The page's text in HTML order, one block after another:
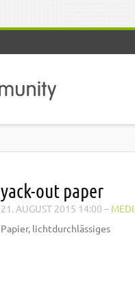
yack-out paper
21. AUGUST 2015 14:00 –
Papier, lichtdurchlässiges